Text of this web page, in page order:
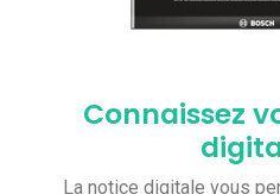
Connaissez
La notice digitale vous